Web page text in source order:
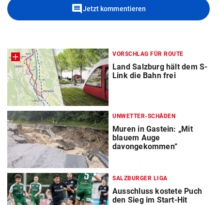
commentJetzt kommentieren
VORSCHLAG FÜR ROUTE
Land Salzburg hält dem S-
Link die Bahn frei
UNWETTER-SCHÄDEN
Muren in Gastein: „Mit
blauem Auge
davongekommen“
SALZBURGER LIGA
Ausschluss kostete Puch
den Sieg im Start-Hit